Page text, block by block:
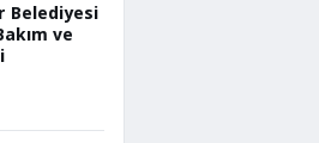
Belediyesi
ve